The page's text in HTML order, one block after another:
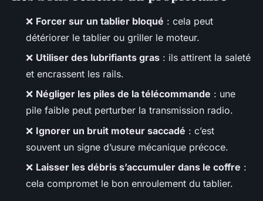
❌ Forcer sur un tablier bloqué : cela peut
détériorer le tablier ou griller le moteur.
❌ Utiliser des lubrifiants gras : ils attirent la saleté
et encrassent les rails.
❌ Négliger les piles de la télécommande : une
pile faible peut perturber la transmission radio.
❌ Ignorer un bruit moteur saccadé : c’est
souvent un signe d’usure mécanique précoce.
❌ Laisser les débris s’accumuler dans le coffre :
cela compromet le bon enroulement du tablier.